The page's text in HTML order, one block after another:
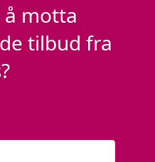
motta
tilbud fra